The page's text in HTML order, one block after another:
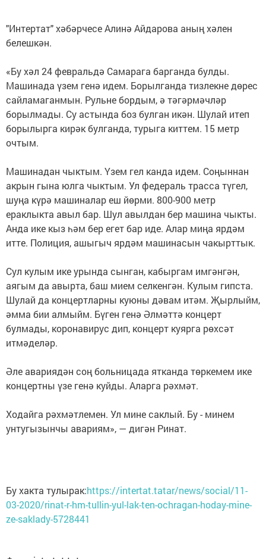
"Интертат" хәбәрчесе Алинә Айдарова аның хәлен
белешкән.
«Бу хәл 24 февральдә Самарага барганда булды.
Машинада үзем генә идем. Борылганда тизлекне дөрес
сайламаганмын. Рульне бордым, ә тәгәрмәчләр
борылмады. Су астында боз булган икән. Шулай итеп
борылырга кирәк булганда, турыга киттем. 15 метр
очтым.
Машинадан чыктым. Үзем гел канда идем. Соңыннан
акрын гына юлга чыктым. Ул федераль трасса түгел,
шуңа күрә машиналар еш йөрми. 800-900 метр
ераклыкта авыл бар. Шул авылдан бер машина чыкты.
Анда ике кыз һәм бер егет бар иде. Алар миңа ярдәм
итте. Полиция, ашыгыч ярдәм машинасын чакырттык.
Сул кулым ике урында сынган, кабыргам имгәнгән,
аягым да авырта, баш мием селкенгән. Кулым гипста.
Шулай да концертларны куюны дәвам итәм. Җырлыйм,
әмма бии алмыйм. Бүген генә Әлмәттә концерт
булмады, коронавирус дип, концерт куярга рөхсәт
итмәделәр.
Әле авариядән соң больницада ятканда төркемем ике
концертны үзе генә куйды. Аларга рәхмәт.
Ходайга рәхмәтлемен. Ул мине саклый. Бу - минем
унтугызынчы авариям», — дигән Ринат.
Бу хакта тулырак:https://intertat.tatar/news/social/11-
03-2020/rinat-r-hm-tullin-yul-lak-ten-ochragan-hoday-mine-
ze-saklady-5728441